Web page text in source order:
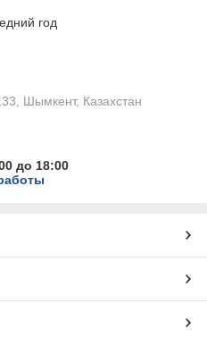
год
Шымкент, Казахстан
до 18:00